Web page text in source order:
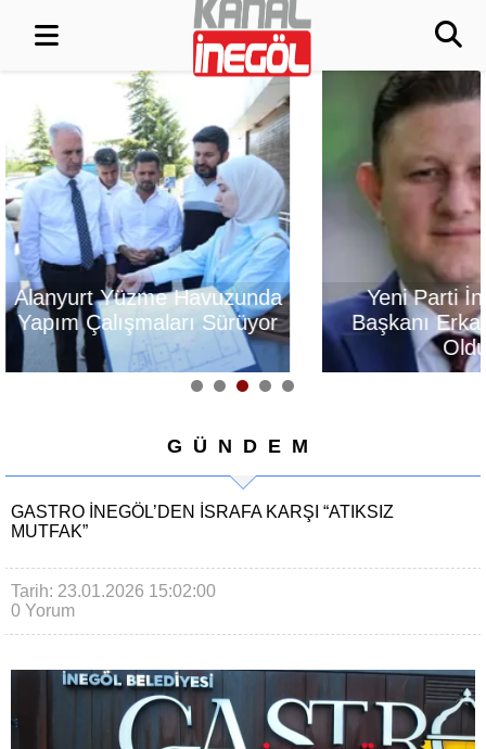
Alanyurt Yüzme Havuzunda
Yapım Çalışmaları Sürüyor
Yeni Parti
Başkanı
GÜNDEM
GASTRO İNEGÖL’DEN İSRAFA KARŞI “ATIKSIZ
MUTFAK”
Tarih: 23.01.2026 15:02:00
0 Yorum